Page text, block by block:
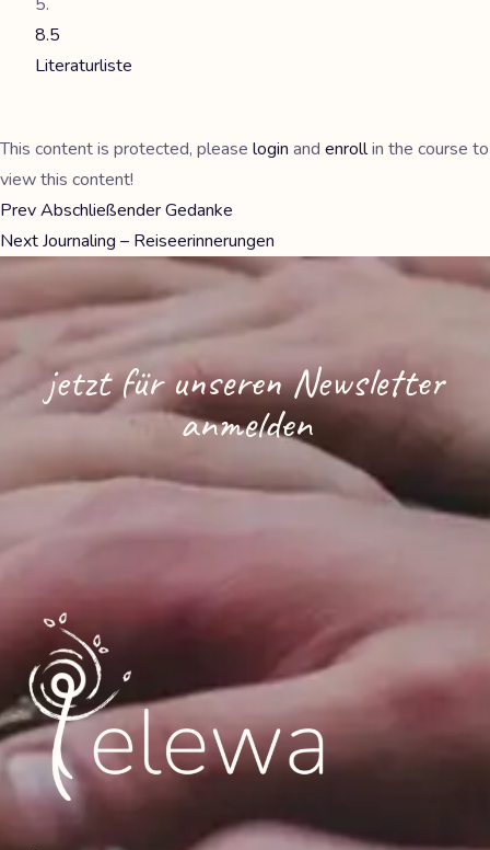
8.5
Literaturliste
This content is protected, please login and enrollin the course to
view this content!
PrevAbschließender Gedanke
NextJournaling – Reiseerinnerungen
jetzt für unseren Newsletter
anmelden